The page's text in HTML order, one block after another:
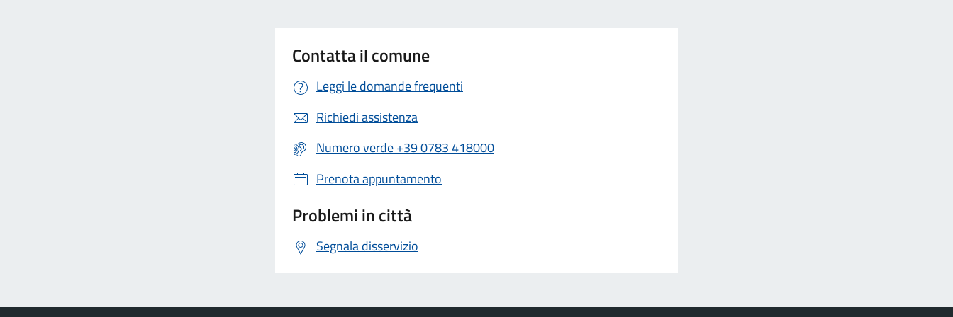
Contatta il comune
Leggi le domande frequenti
Richiedi assistenza
Numero verde +39 0783 418000
Prenota appuntamento
Problemi in città
Segnala disservizio